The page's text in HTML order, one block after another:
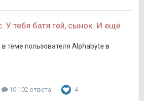
У тебя батя гей, сынок. И ещё
в теме пользователя Alphabyte в
10 102 ответа 4